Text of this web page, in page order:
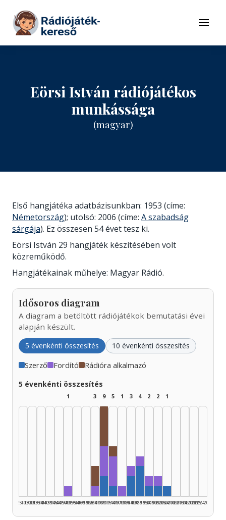
Tovább a tartalomhoz
Menü
Eörsi István rádiójátékos
munkássága
(magyar)
Első hangjátéka adatbázisunkban: 1953 (címe:
Németország); utolsó: 2006 (címe: A szabadság
sárgája). Ez összesen 54 évet tesz ki.
Eörsi István 29 hangjáték készítésében volt
közreműködő.
Hangjátékainak műhelye: Magyar Rádió.
Idősoros diagram
A diagram a betöltött rádiójátékok bemutatási évei
alapján készült.
5 évenkénti összesítés 10 évenkénti összesítés
Szerző Fordító Rádióra alkalmazó
5 évenkénti összesítés
1925–1929
1930–1934
1935–1939
1940–1944
1945–1949
1
Fordító, 1950–1954: 1
1950–1954
1955–1959
1960–1964
3
Fordító, 1965–1969: 1
1965–1969
9
Fordító, 1970–1974: 3
1970–1974
5
Szerző, 1975–1979: 1
Fordító, 1975–1979: 3
Rádióra alkalmazó,
1975–1979
1
Fordító, 1980–1984: 1
1980–1984
3
Fordító, 1985–1989: 1
1985–1989
4
Szerző, 1990–1994: 3
Fordító, 1990–1994: 1
1990–1994
2
Szerző, 1995–1999:
Fordító, 1995–1999:
1995–1999
2
Szerző,
Fordító,
2000–2004
1
Szerző,
2005–2009
2010–2014
2015–2019
2020–2024
2025–2026